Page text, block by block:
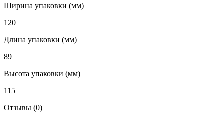
Ширина упаковки (мм)
120
Длина упаковки (мм)
89
Высота упаковки (мм)
115
Отзывы (0)